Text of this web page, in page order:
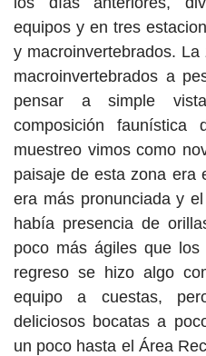
equipos y en tres
y macroinvertebrados.
macroinvertebrados a
pensar a simple
composición
muestreo vimos como
paisaje de esta zona era
era más pronunciada y
había presencia de
poco más ágiles que
regreso se hizo algo
equipo a cuestas,
deliciosos bocatas a
un poco hasta el Área